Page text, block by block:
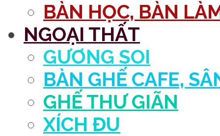
BÀN HỌC, BÀN
NGOẠI THẤT
GƯƠNG SOI
BÀN GHẾ CAFE,
GHẾ THƯ GIÃN
XÍCH ĐU